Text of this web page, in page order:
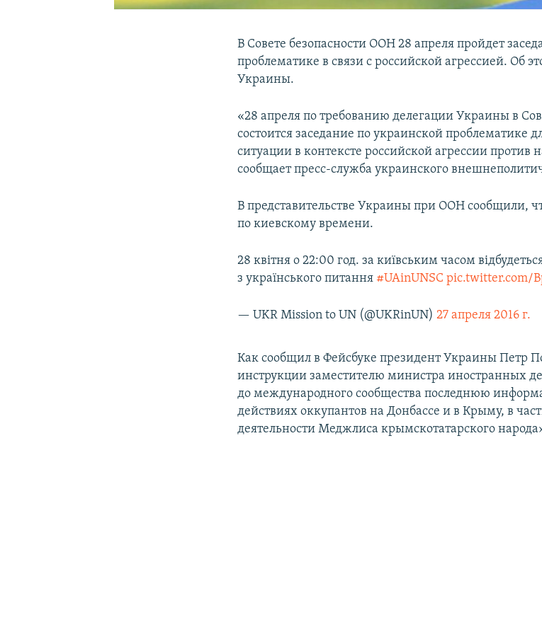
В Совете безопасности ООН 28 апреля пройдет
проблематике в связи с российской агрессией. Об
Украины.
«28 апреля по требованию делегации Украины в
состоится заседание по украинской проблематике
ситуации в контексте российской агрессии против
сообщает пресс-служба украинского
В представительстве Украины при ООН сообщили,
по киевскому времени.
28 квітня о 22:00 год. за київським часом
з українського питання #UAinUNSC pic.twitter.com/
— UKR Mission to UN (@UKRinUN)27 апреля 2016 г.
Как сообщил в Фейсбуке президент Украины Петр
инструкции заместителю министра иностранных
до международного сообщества последнюю
действиях оккупантов на Донбассе и в Крыму, в
деятельности Меджлиса крымскотатарского